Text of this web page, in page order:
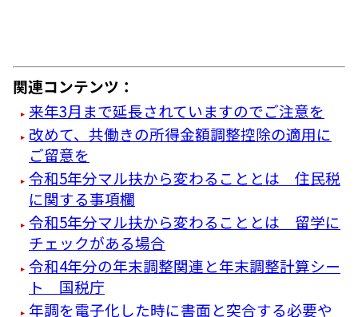
関連コンテンツ：
来年3月まで延長されていますのでご注意を
改めて、共働きの所得金額調整控除の適用に
ご留意を
令和5年分マル扶から変わることとは 住民税
に関する事項欄
令和5年分マル扶から変わることとは 留学に
チェックがある場合
令和4年分の年末調整関連と年末調整計算シー
ト 国税庁
年調を電子化した時に書面と突合する必要や